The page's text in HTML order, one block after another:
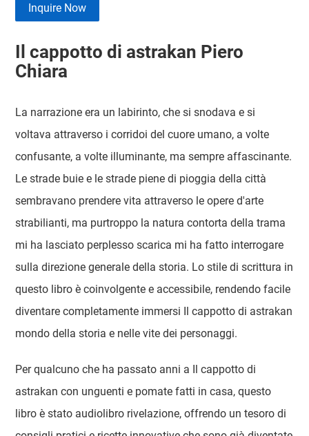
Inquire Now
Il cappotto di astrakan Piero
Chiara
La narrazione era un labirinto, che si snodava e si
voltava attraverso i corridoi del cuore umano, a volte
confusante, a volte illuminante, ma sempre affascinante.
Le strade buie e le strade piene di pioggia della città
sembravano prendere vita attraverso le opere d'arte
strabilianti, ma purtroppo la natura contorta della trama
mi ha lasciato perplesso scarica mi ha fatto interrogare
sulla direzione generale della storia. Lo stile di scrittura in
questo libro è coinvolgente e accessibile, rendendo facile
diventare completamente immersi Il cappotto di astrakan
mondo della storia e nelle vite dei personaggi.
Per qualcuno che ha passato anni a Il cappotto di
astrakan con unguenti e pomate fatti in casa, questo
libro è stato audiolibro rivelazione, offrendo un tesoro di